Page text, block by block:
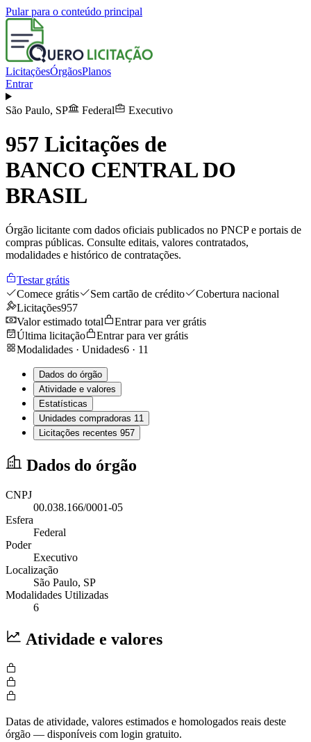
Pular para o conteúdo principal
LicitaçõesÓrgãosPlanos
Entrar
São Paulo, SP Federal Executivo
957 Licitações de
BANCO CENTRAL DO
BRASIL
Órgão licitante com dados oficiais publicados no PNCP e portais de
compras públicas. Consulte editais, valores contratados,
modalidades e histórico de contratações.
Testar grátis
Comece grátis
Sem cartão de crédito
Cobertura nacional
Licitações957
Valor estimado total
Entrar para ver grátis
Última licitação
Entrar para ver grátis
Modalidades · Unidades6 · 11
Dados do órgão
Atividade e valores
Estatísticas
Unidades compradoras 11
Licitações recentes 957
Dados do órgão
CNPJ
00.038.166/0001-05
Esfera
Federal
Poder
Executivo
Localização
São Paulo, SP
Modalidades Utilizadas
6
Atividade e valores
Datas de atividade, valores estimados e homologados reais deste
órgão — disponíveis com login gratuito.